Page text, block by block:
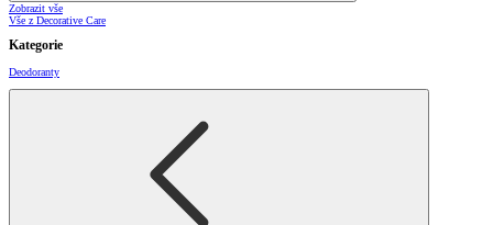
Zobrazit vše
Vše z Decorative Care
Kategorie
Deodoranty